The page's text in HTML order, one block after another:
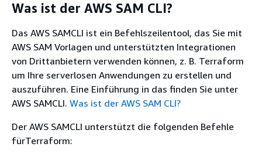
Was ist der AWS SAM CLI?
Das AWS SAMCLI ist ein Befehlszeilentool, das Sie mit
AWS SAM Vorlagen und unterstützten Integrationen
von Drittanbietern verwenden können, z. B. Terraform
um Ihre serverlosen Anwendungen zu erstellen und
auszuführen. Eine Einführung in das finden Sie unter
AWS SAMCLI. Was ist der AWS SAM CLI?
Der AWS SAMCLI unterstützt die folgenden Befehle
fürTerraform: